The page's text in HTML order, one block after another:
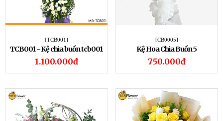
[TCB001]
TCB001 - Kệ chia buồn tcb001
1.100.000đ
[CB0005]
Kệ Hoa Chia Buồn 5
750.000đ